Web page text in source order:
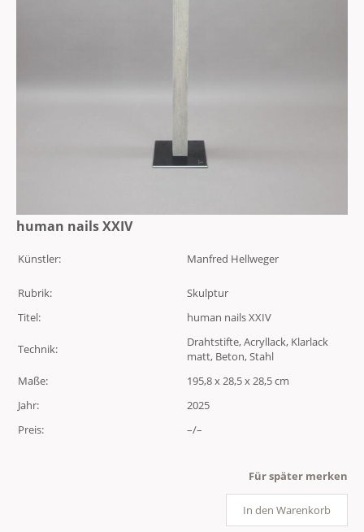
human nails XXIV
Künstler: Manfred Hellweger
Rubrik:
Skulptur
Titel:
human nails XXIV
Technik:
Drahtstifte, Acryllack, Klarlack
matt, Beton, Stahl
Maße:
195,8 x 28,5 x 28,5 cm
Jahr:
2025
Preis:
–/–
Für später merken
In den Warenkorb